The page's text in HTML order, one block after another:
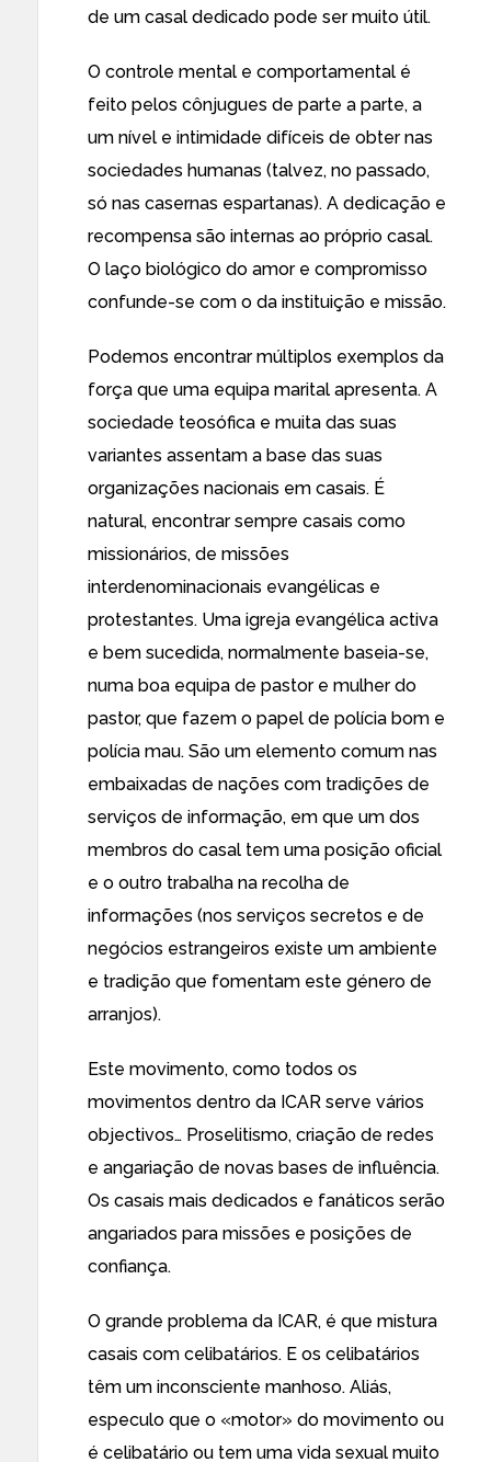
de um casal dedicado pode ser muito útil.
O controle mental e comportamental é
feito pelos cônjugues de parte a parte, a
um nível e intimidade difíceis de obter nas
sociedades humanas (talvez, no passado,
só nas casernas espartanas). A dedicação e
recompensa são internas ao próprio casal.
O laço biológico do amor e compromisso
confunde-se com o da instituição e missão.
Podemos encontrar múltiplos exemplos da
força que uma equipa marital apresenta. A
sociedade teosófica e muita das suas
variantes assentam a base das suas
organizações nacionais em casais. É
natural, encontrar sempre casais como
missionários, de missões
interdenominacionais evangélicas e
protestantes. Uma igreja evangélica activa
e bem sucedida, normalmente baseia-se,
numa boa equipa de pastor e mulher do
pastor, que fazem o papel de polícia bom e
polícia mau. São um elemento comum nas
embaixadas de nações com tradições de
serviços de informação, em que um dos
membros do casal tem uma posição oficial
e o outro trabalha na recolha de
informações (nos serviços secretos e de
negócios estrangeiros existe um ambiente
e tradição que fomentam este género de
arranjos).
Este movimento, como todos os
movimentos dentro da ICAR serve vários
objectivos… Proselitismo, criação de redes
e angariação de novas bases de influência.
Os casais mais dedicados e fanáticos serão
angariados para missões e posições de
confiança.
O grande problema da ICAR, é que mistura
casais com celibatários. E os celibatários
têm um inconsciente manhoso. Aliás,
especulo que o «motor» do movimento ou
é celibatário ou tem uma vida sexual muito